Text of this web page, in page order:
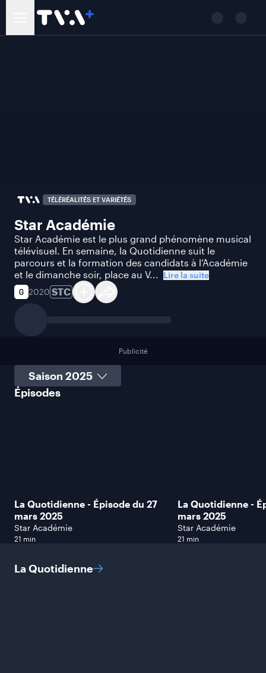
TÉLÉRÉALITÉS ET VARIÉTÉS
Star Académie
Star Académie est le plus grand phénomène musical
télévisuel. En semaine, la Quotidienne suit le
parcours et la formation des candidats à l’Académie
et le dimanche soir, place au V... Lire la suite
2020 STC
Publicité
Sélectionner une saison
Épisodes
La Quotidienne - Épisode du 27
mars 2025
Star Académie
21 min
La Quotidienne -
mars 2025
Star Académie
21 min
La Quotidienne